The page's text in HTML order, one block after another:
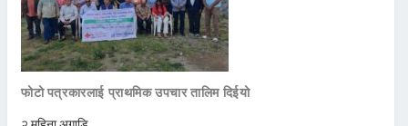
फोटो पत्रकारलाई प्राथमिक उपचार तालिम दिईयो